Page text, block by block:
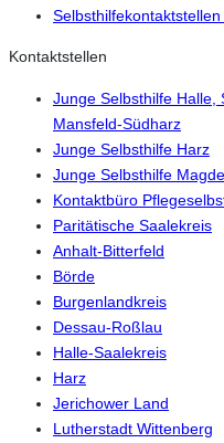
Kontaktstellen
Junge Selbsthilfe Halle,
Mansfeld-Südharz
Junge Selbsthilfe Harz
Junge Selbsthilfe
Kontaktbüro
Paritätische Saalekreis
Anhalt-Bitterfeld
Börde
Burgenlandkreis
Dessau-Roßlau
Halle-Saalekreis
Harz
Jerichower Land
Lutherstadt Wittenberg